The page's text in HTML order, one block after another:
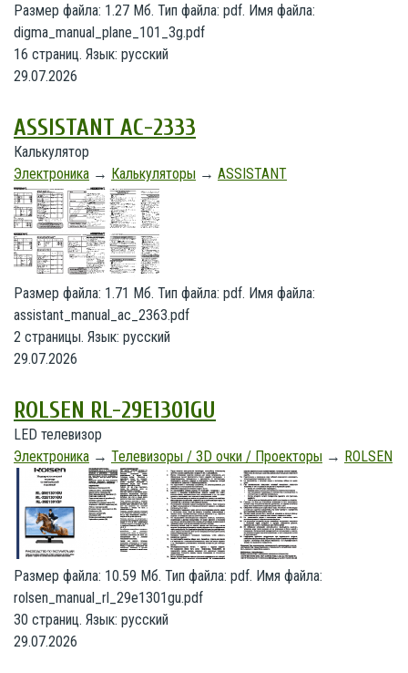
Размер файла: 1.27 Мб. Тип файла: pdf. Имя файла:
digma_manual_plane_101_3g.pdf
16 страниц. Язык: русский
29.07.2026
ASSISTANT AC-2333
Калькулятор
Электроника → Калькуляторы → ASSISTANT
Размер файла: 1.71 Мб. Тип файла: pdf. Имя файла:
assistant_manual_ac_2363.pdf
2 страницы. Язык: русский
29.07.2026
ROLSEN RL-29E1301GU
LED телевизор
Электроника → Телевизоры / 3D очки / Проекторы → ROLSEN
Размер файла: 10.59 Мб. Тип файла: pdf. Имя файла:
rolsen_manual_rl_29e1301gu.pdf
30 страниц. Язык: русский
29.07.2026